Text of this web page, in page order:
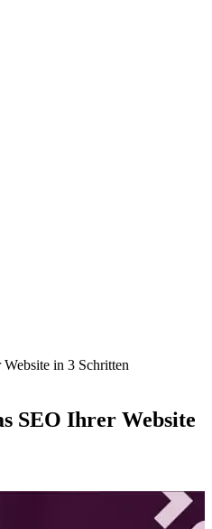
Website in 3 Schritten
SEO Ihrer Website